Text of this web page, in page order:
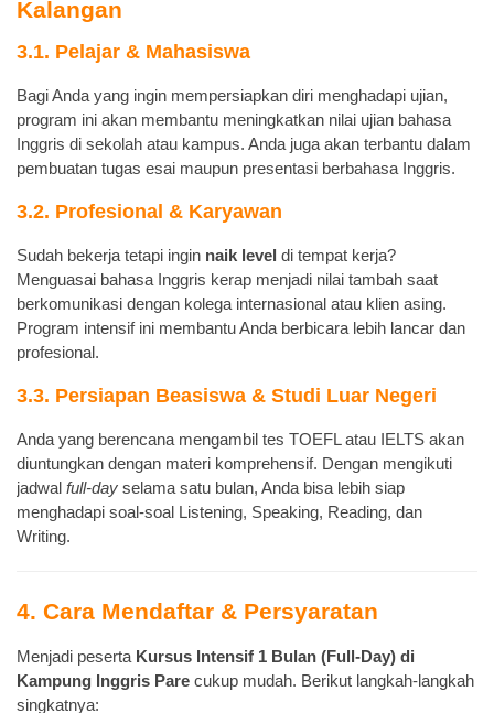
Kalangan
3.1. Pelajar & Mahasiswa
Bagi Anda yang ingin mempersiapkan diri menghadapi ujian,
program ini akan membantu meningkatkan nilai ujian bahasa
Inggris di sekolah atau kampus. Anda juga akan terbantu dalam
pembuatan tugas esai maupun presentasi berbahasa Inggris.
3.2. Profesional & Karyawan
Sudah bekerja tetapi ingin naik level di tempat kerja?
Menguasai bahasa Inggris kerap menjadi nilai tambah saat
berkomunikasi dengan kolega internasional atau klien asing.
Program intensif ini membantu Anda berbicara lebih lancar dan
profesional.
3.3. Persiapan Beasiswa & Studi Luar Negeri
Anda yang berencana mengambil tes TOEFL atau IELTS akan
diuntungkan dengan materi komprehensif. Dengan mengikuti
jadwal full-day selama satu bulan, Anda bisa lebih siap
menghadapi soal-soal Listening, Speaking, Reading, dan
Writing.
4. Cara Mendaftar & Persyaratan
Menjadi peserta Kursus Intensif 1 Bulan (Full-Day) di
Kampung Inggris Pare cukup mudah. Berikut langkah-langkah
singkatnya: